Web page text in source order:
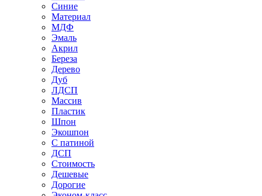
Синие
Материал
МДФ
Эмаль
Акрил
Береза
Дерево
Дуб
ЛДСП
Массив
Пластик
Шпон
Экошпон
С патиной
ДСП
Стоимость
Дешевые
Дорогие